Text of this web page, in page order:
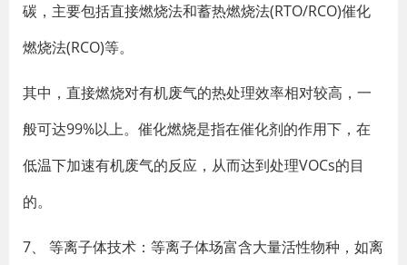
碳，主要包括直接燃烧法和蓄热燃烧法(RTO/RCO)催化
燃烧法(RCO)等。
其中，直接燃烧对有机废气的热处理效率相对较高，一
般可达99%以上。催化燃烧是指在催化剂的作用下，在
低温下加速有机废气的反应，从而达到处理VOCs的目
的。
7、 等离子体技术：等离子体场富含大量活性物种，如离